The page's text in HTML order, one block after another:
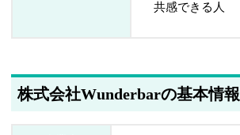
共感できる人
株式会社Wunderbarの基本情報